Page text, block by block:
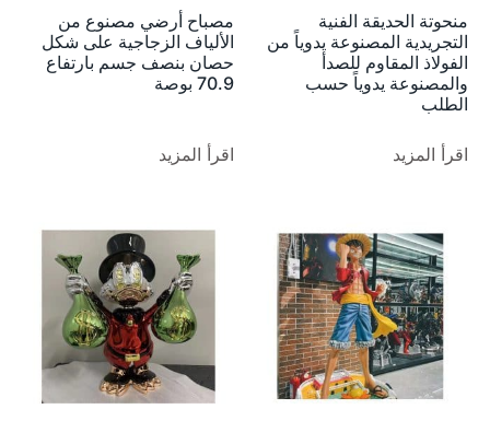
منحوتة الحديقة الفنية
التجريدية المصنوعة يدوياً من
الفولاذ المقاوم للصدأ
والمصنوعة يدوياً حسب
الطلب
اقرأ المزيد
مصباح أرضي مصنوع من
الألياف الزجاجية على شكل
حصان بنصف جسم بارتفاع
70.9 بوصة
اقرأ المزيد